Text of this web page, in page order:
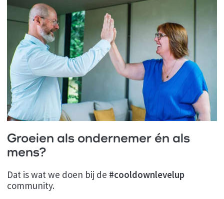
Groeien als ondernemer én als
mens?
Dat is wat we doen bij de #cooldownlevelup
community.